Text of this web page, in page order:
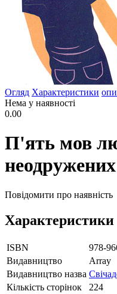
Огляд Характеристики
Нема у наявності
0.00
П'ять мов
неодружених
Повідомити про наявність
Характеристики
ISBN
978-
Видавництво
Array
Видавництво назва
Кількість сторінок
224